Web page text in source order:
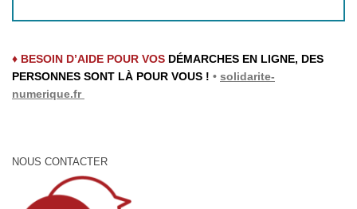
♦ BESOIN D’AIDE POUR VOS DÉMARCHES EN LIGNE, DES
PERSONNES SONT LÀ POUR VOUS ! • solidarite-
numerique.fr
NOUS CONTACTER